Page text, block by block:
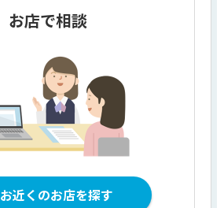
お店で相談
お近くのお店を探す